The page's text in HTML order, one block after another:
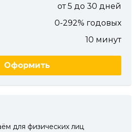
от 5 до 30 дней
0-292% годовых
10 минут
Оформить
для физических лиц